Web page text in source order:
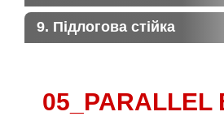
05_PARALLEL
9. Підлогова стійка